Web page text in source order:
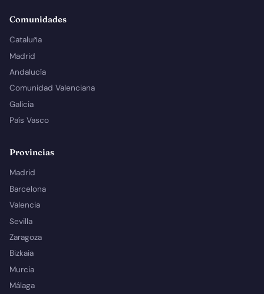
Comunidades
Cataluña
Madrid
Andalucía
Comunidad Valenciana
Galicia
País Vasco
Provincias
Madrid
Barcelona
Valencia
Sevilla
Zaragoza
Bizkaia
Murcia
Málaga